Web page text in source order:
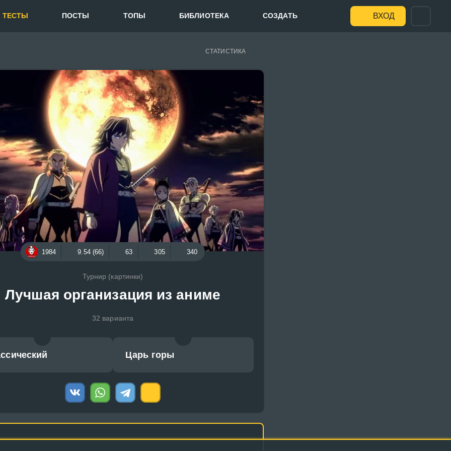
ТЕСТЫ ПОСТЫ ТОПЫ БИБЛИОТЕКА СОЗДАТЬ ВХОД
СТАТИСТИКА
1984 9.54 (66) 63 305 340
Турнир (картинки)
Лучшая организация из аниме
32 варианта
Царь горы